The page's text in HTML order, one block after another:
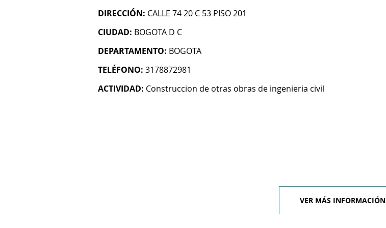
DIRECCIÓN: CALLE 74 20 C 53 PISO 201
CIUDAD: BOGOTA D C
DEPARTAMENTO: BOGOTA
TELÉFONO: 3178872981
ACTIVIDAD: Construccion de otras obras de ingenieria civil
VER MÁS INFORMACIÓN